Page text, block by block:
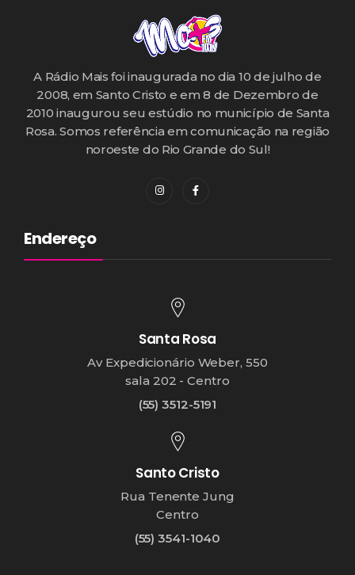
A Rádio Mais foi inaugurada no dia 10 de julho de
2008, em Santo Cristo e em 8 de Dezembro de
2010 inaugurou seu estúdio no município de Santa
Rosa. Somos referência em comunicação na região
noroeste do Rio Grande do Sul!
Endereço
Santa Rosa
Av Expedicionário Weber, 550
sala 202 - Centro
(55) 3512-5191
Santo Cristo
Rua Tenente Jung
Centro
(55) 3541-1040